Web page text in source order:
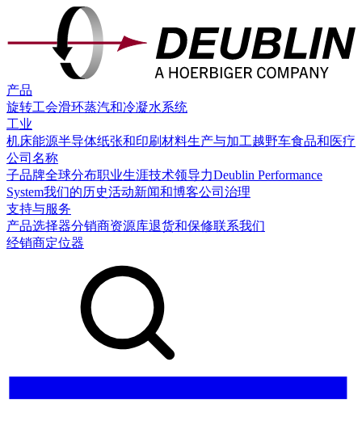
产品
旋转工会滑环蒸汽和冷凝水系统
工业
机床能源半导体纸张和印刷材料生产与加工越野车食品和医疗
公司名称
子品牌全球分布职业生涯技术领导力Deublin Performance
System我们的历史活动新闻和博客公司治理
支持与服务
产品选择器分销商资源库退货和保修联系我们
经销商定位器